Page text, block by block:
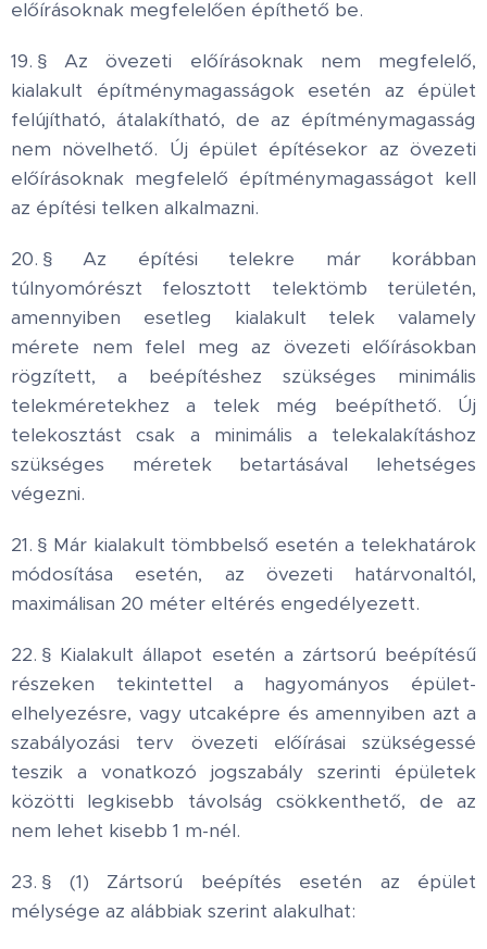
előírásoknak megfelelően építhető be.
19. § Az övezeti előírásoknak nem megfelelő,
kialakult építménymagasságok esetén az épület
felújítható, átalakítható, de az építménymagasság
nem növelhető. Új épület építésekor az övezeti
előírásoknak megfelelő építménymagasságot kell
az építési telken alkalmazni.
20. § Az építési telekre már korábban
túlnyomórészt felosztott telektömb területén,
amennyiben esetleg kialakult telek valamely
mérete nem felel meg az övezeti előírásokban
rögzített, a beépítéshez szükséges minimális
telekméretekhez a telek még beépíthető. Új
telekosztást csak a minimális a telekalakításhoz
szükséges méretek betartásával lehetséges
végezni.
21. § Már kialakult tömbbelső esetén a telekhatárok
módosítása esetén, az övezeti határvonaltól,
maximálisan 20 méter eltérés engedélyezett.
22. § Kialakult állapot esetén a zártsorú beépítésű
részeken tekintettel a hagyományos épület-
elhelyezésre, vagy utcaképre és amennyiben azt a
szabályozási terv övezeti előírásai szükségessé
teszik a vonatkozó jogszabály szerinti épületek
közötti legkisebb távolság csökkenthető, de az
nem lehet kisebb 1 m-nél.
23. § (1) Zártsorú beépítés esetén az épület
mélysége az alábbiak szerint alakulhat: